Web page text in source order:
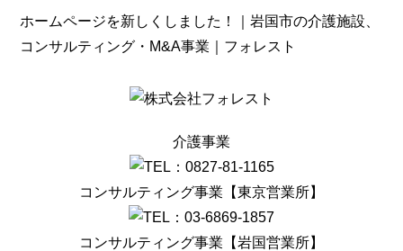
ホームページを新しくしました！｜岩国市の介護施設、
コンサルティング・M&A事業｜フォレスト
介護事業
コンサルティング事業【東京営業所】
コンサルティング事業【岩国営業所】